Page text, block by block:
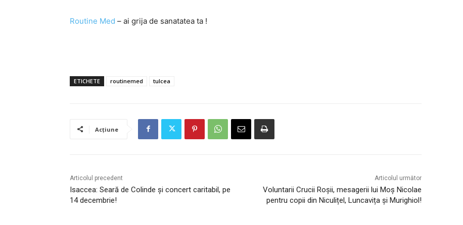
Routine Med – ai grija de sanatatea ta !
ETICHETE routinemed tulcea
Acțiune
Articolul precedent
Isaccea: Seară de Colinde și concert caritabil, pe
14 decembrie!
Articolul următor
Voluntarii Crucii Roșii, mesagerii lui Moș Nicolae
pentru copii din Niculițel, Luncavița și Murighiol!